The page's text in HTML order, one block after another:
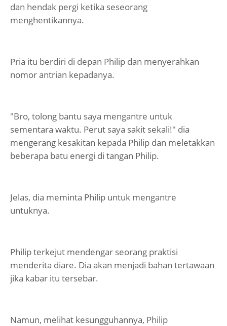
dan hendak pergi ketika seseorang
menghentikannya.
Pria itu berdiri di depan Philip dan menyerahkan
nomor antrian kepadanya.
"Bro, tolong bantu saya mengantre untuk
sementara waktu. Perut saya sakit sekali!" dia
mengerang kesakitan kepada Philip dan meletakkan
beberapa batu energi di tangan Philip.
Jelas, dia meminta Philip untuk mengantre
untuknya.
Philip terkejut mendengar seorang praktisi
menderita diare. Dia akan menjadi bahan tertawaan
jika kabar itu tersebar.
Namun, melihat kesungguhannya, Philip